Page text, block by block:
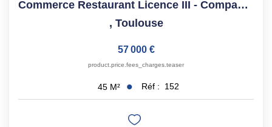
Commerce Restaurant Licence III - Compans-Caffarelli - 45 M²
, Toulouse
57 000 €
product.price.fees_charges.teaser
45 M² Réf : 152